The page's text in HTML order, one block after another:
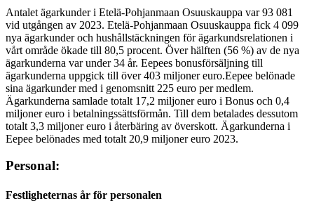
Antalet ägarkunder i Etelä-Pohjanmaan Osuuskauppa var 93 081
vid utgången av 2023. Etelä-Pohjanmaan Osuuskauppa fick 4 099
nya ägarkunder och hushållstäckningen för ägarkundsrelationen i
vårt område ökade till 80,5 procent. Över hälften (56 %) av de nya
ägarkunderna var under 34 år. Eepees bonusförsäljning till
ägarkunderna uppgick till över 403 miljoner euro.Eepee belönade
sina ägarkunder med i genomsnitt 225 euro per medlem.
Ägarkunderna samlade totalt 17,2 miljoner euro i Bonus och 0,4
miljoner euro i betalningssättsförmån. Till dem betalades dessutom
totalt 3,3 miljoner euro i återbäring av överskott. Ägarkunderna i
Eepee belönades med totalt 20,9 miljoner euro 2023.
Personal:
Festligheternas år för personalen